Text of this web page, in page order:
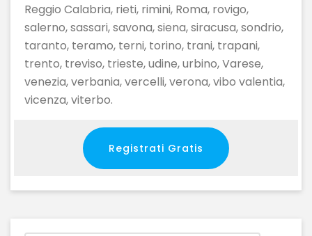
Reggio Calabria, rieti, rimini, Roma, rovigo,
salerno, sassari, savona, siena, siracusa, sondrio,
taranto, teramo, terni, torino, trani, trapani,
trento, treviso, trieste, udine, urbino, Varese,
venezia, verbania, vercelli, verona, vibo valentia,
vicenza, viterbo.
Registrati Gratis